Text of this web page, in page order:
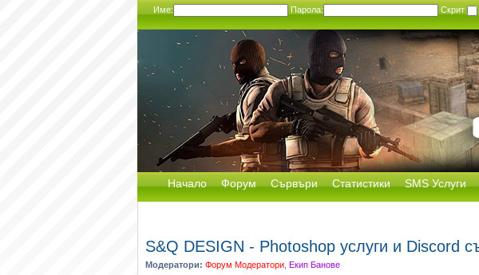
Име: Парола: Скрит
Начало Форум Сървъри Статистики SMS Услуги
S&Q DESIGN - Photoshop услуги и Discord
Модератори: Форум Модератори Екип Банове